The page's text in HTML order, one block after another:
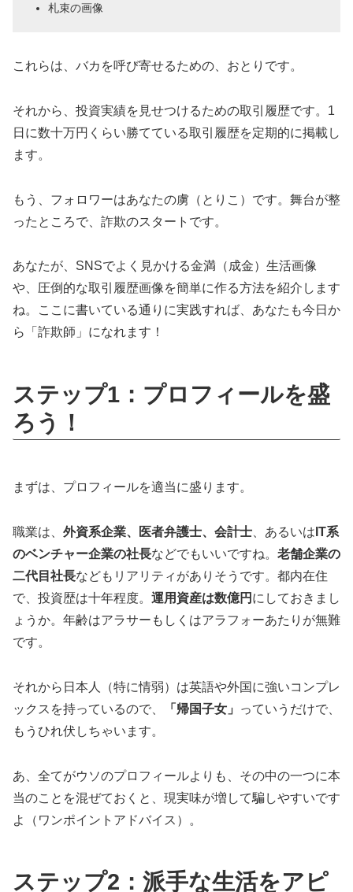
札束の画像
これらは、バカを呼び寄せるための、おとりです。
それから、投資実績を見せつけるための取引履歴です。1
日に数十万円くらい勝てている取引履歴を定期的に掲載し
ます。
もう、フォロワーはあなたの虜（とりこ）です。舞台が整
ったところで、詐欺のスタートです。
あなたが、SNSでよく見かける金満（成金）生活画像
や、圧倒的な取引履歴画像を簡単に作る方法を紹介します
ね。ここに書いている通りに実践すれば、あなたも今日か
ら「詐欺師」になれます！
ステップ1：プロフィールを盛
ろう！
まずは、プロフィールを適当に盛ります。
職業は、 外資系企業、医者弁護士、会計士 、あるいは IT系
のベンチャー企業の社長などでもいいですね。 老舗企業の
二代目社長などもリアリティがありそうです。都内在住
で、投資歴は十年程度。 運用資産は数億円 にしておきまし
ょうか。年齢はアラサーもしくはアラフォーあたりが無難
です。
それから日本人（特に情弱）は英語や外国に強いコンプレ
ックスを持っているので、
「帰国子女」
っていうだけで、
もうひれ伏しちゃいます。
あ、全てがウソのプロフィールよりも、その中の一つに本
当のことを混ぜておくと、現実味が増して騙しやすいです
よ（ワンポイントアドバイス）。
ステップ2：派手な生活をアピ